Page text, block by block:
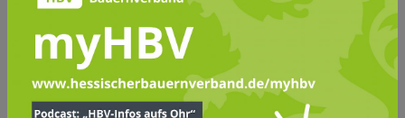
Zukunft der Sauenhaltung sichern:
Sonderprogramm gegen
Betriebsaufgaben und
Importabhängigkeit